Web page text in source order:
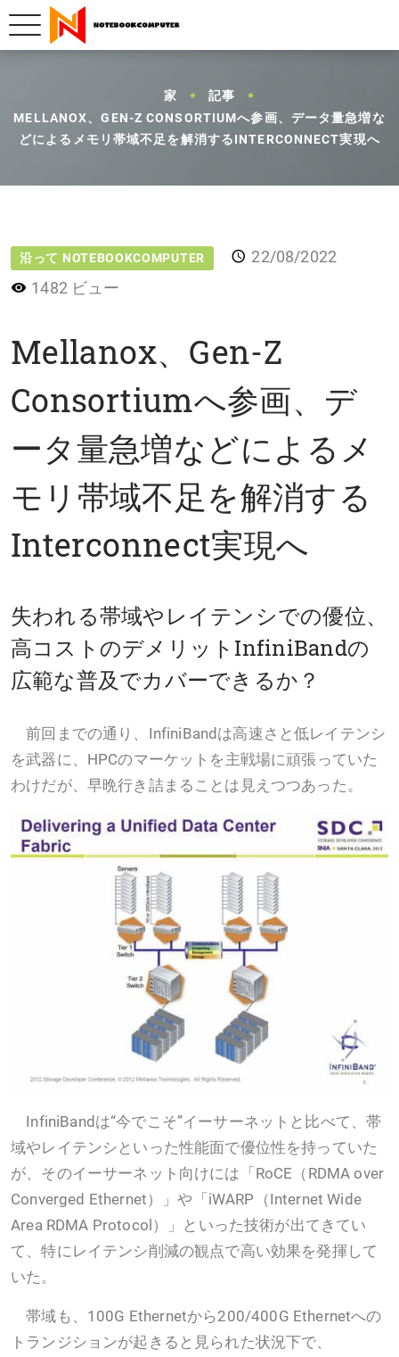
家
記事
MELLANOX、GEN-Z CONSORTIUMへ参画、データ量急増な
どによるメモリ帯域不足を解消するINTERCONNECT実現へ
沿って NOTEBOOKCOMPUTER
22/08/2022
1482 ビュー
Mellanox、Gen-Z
Consortiumへ参画、デ
ータ量急増などによるメ
モリ帯域不足を解消する
Interconnect実現へ
失われる帯域やレイテンシでの優位、
高コストのデメリットInfiniBandの
広範な普及でカバーできるか？
前回までの通り、InfiniBandは高速さと低レイテンシ
を武器に、HPCのマーケットを主戦場に頑張っていた
わけだが、早晩行き詰まることは見えつつあった。
InfiniBandは“今でこそ”イーサーネットと比べて、帯
域やレイテンシといった性能面で優位性を持っていた
が、そのイーサーネット向けには「RoCE（RDMA over
Converged Ethernet）」や「iWARP（Internet Wide
Area RDMA Protocol）」といった技術が出てきてい
て、特にレイテンシ削減の観点で高い効果を発揮して
いた。
帯域も、100G Ethernetから200/400G Ethernetへの
トランジションが起きると見られた状況下で、